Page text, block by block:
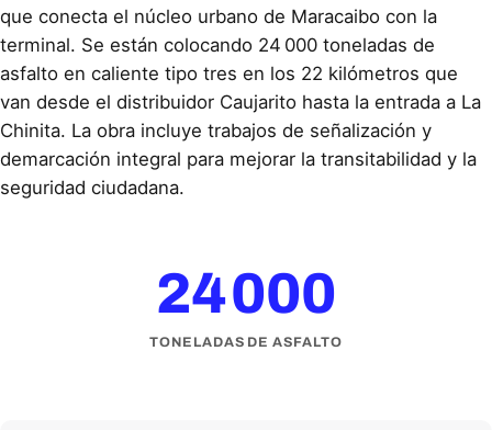
que conecta el núcleo urbano de Maracaibo con la
terminal. Se están colocando 24 000 toneladas de
asfalto en caliente tipo tres en los 22 kilómetros que
van desde el distribuidor Caujarito hasta la entrada a La
Chinita. La obra incluye trabajos de señalización y
demarcación integral para mejorar la transitabilidad y la
seguridad ciudadana.
24 000
TONELADAS DE ASFALTO